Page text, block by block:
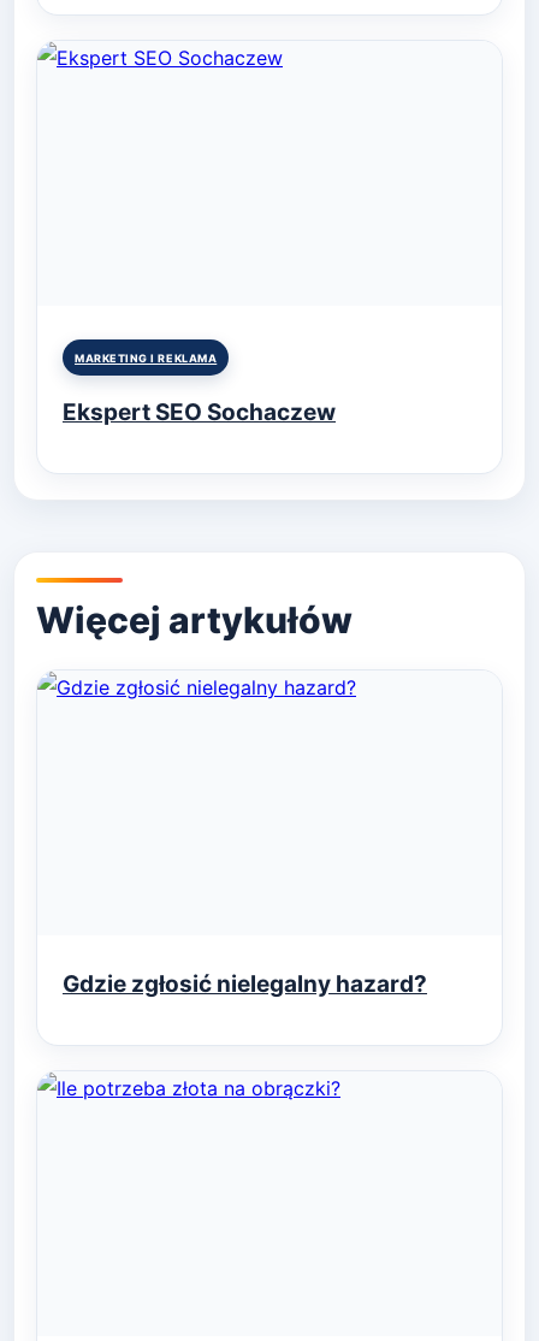
Posted
MARKETING I REKLAMA
Ekspert SEO Sochaczew
Gdzie zgłosić nielegalny hazard?